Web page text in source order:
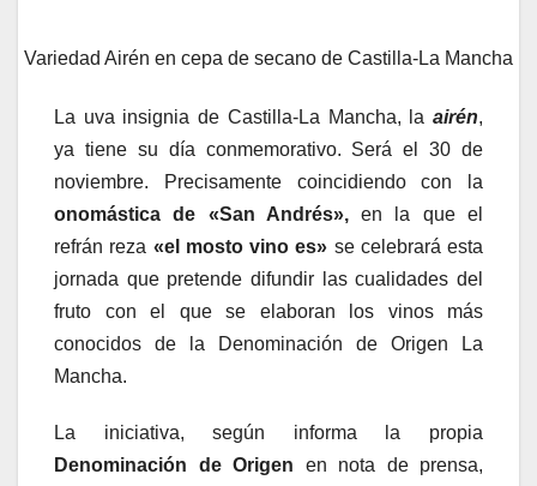
Variedad Airén en cepa de secano de Castilla-La Mancha
La uva insignia de Castilla-La Mancha, la airén,
ya tiene su día conmemorativo. Será el 30 de
noviembre. Precisamente coincidiendo con la
onomástica de «San Andrés»,en la que el
refrán reza «el mosto vino es» se celebrará esta
jornada que pretende difundir las cualidades del
fruto con el que se elaboran los vinos más
conocidos de la Denominación de Origen La
Mancha.
La iniciativa, según informa la propia
Denominación de Origen en nota de prensa,